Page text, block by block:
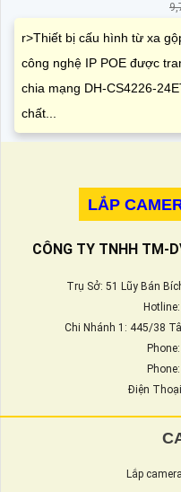
r>Thiết bị cấu hình từ xa
công nghệ IP POE được
chia mạng DH-CS4226-
chất...
LẮP
CÔNG TY TNHH TM-
Trụ Sở: 51 Lũy Bán
Chi Nhánh 1: 445/38
Điện
Lắp